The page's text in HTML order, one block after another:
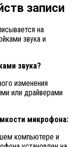
записи
на
звука и
звука?
изменения
или драйверами
микрофона:
компьютере и